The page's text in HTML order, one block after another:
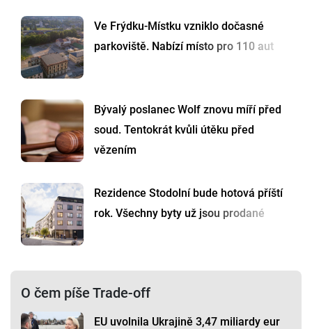
Ve Frýdku-Místku vzniklo dočasné
parkoviště. Nabízí místo pro 110 aut
Bývalý poslanec Wolf znovu míří před
soud. Tentokrát kvůli útěku před
vězením
Rezidence Stodolní bude hotová příští
rok. Všechny byty už jsou prodané
O čem píše Trade-off
EU uvolnila Ukrajině 3,47 miliardy eur